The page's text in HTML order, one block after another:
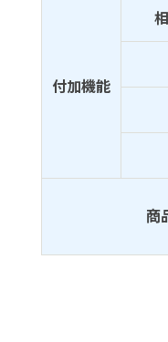
付加機能
商